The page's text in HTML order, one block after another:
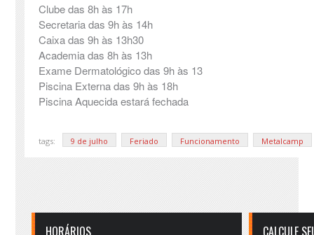
Clube das 8h às 17h
Secretaria das 9h às 14h
Caixa das 9h às 13h30
Academia das 8h às 13h
Exame Dermatológico das 9h às 13
Piscina Externa das 9h às 18h
Piscina Aquecida estará fechada
tags: 9 de julho Feriado Funcionamento Metalcamp
HORÁRIOS CALCULE